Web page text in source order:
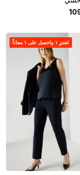
اشترِ ١ واحصل على ١ مجاناً